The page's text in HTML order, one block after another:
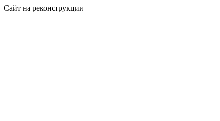
Сайт на реконструкции